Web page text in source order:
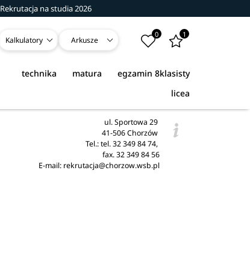
Rekrutacja na studia 2026
Kalkulatory Arkusze
0 1
egzamin 8klasisty
matura
technika
licea
ul. Sportowa 29
41-506 Chorzów
Tel.: tel. 32 349 84 74,
fax. 32 349 84 56
E-mail: rekrutacja@chorzow.wsb.pl